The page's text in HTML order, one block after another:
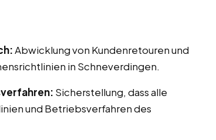
Abwicklung von Kundenretouren und
in Schneverdingen.
Sicherstellung, dass alle
und Betriebsverfahren des